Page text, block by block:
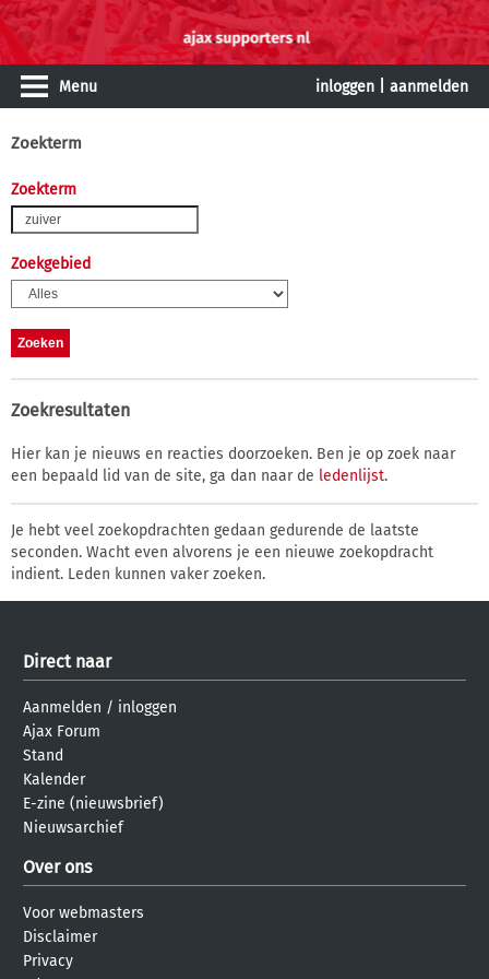
Menu inloggen aanmelden
Zoekterm
Zoekterm
Zoekgebied
Zoekresultaten
Hier kan je nieuws en reacties doorzoeken. Ben je op zoek naar
een bepaald lid van de site, ga dan naar de ledenlijst.
Je hebt veel zoekopdrachten gedaan gedurende de laatste
seconden. Wacht even alvorens je een nieuwe zoekopdracht
indient. Leden kunnen vaker zoeken.
Direct naar
Aanmelden / inloggen
Ajax Forum
Stand
Kalender
E-zine (nieuwsbrief)
Nieuwsarchief
Over ons
Voor webmasters
Disclaimer
Privacy